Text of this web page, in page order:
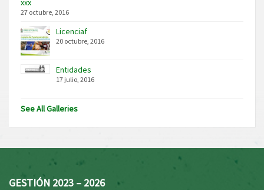
xxx
27 octubre, 2016
Licenciaf
20 octubre, 2016
Entidades
17 julio, 2016
See All Galleries
GESTIÓN 2023 – 2026